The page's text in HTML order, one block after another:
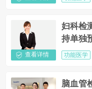
查看详情
妇科检
持单独
功能医学
脑血管